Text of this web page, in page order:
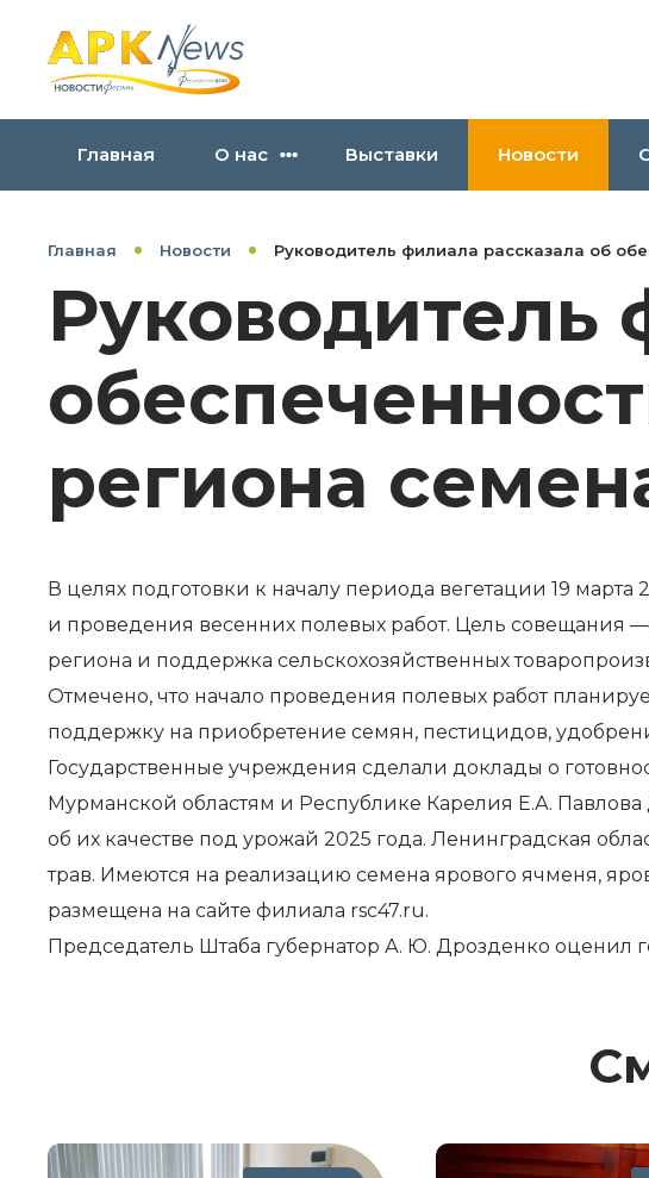
Главная О нас Выставки Новости
Главная Новости Руководитель филиала рассказала об
Руководитель
региона
В целях подготовки к началу периода вегетации 19
и проведения весенних полевых работ. Цель совещания
региона и поддержка сельскохозяйственных
Отмечено, что начало проведения полевых работ
поддержку на приобретение семян, пестицидов,
Государственные учреждения сделали доклады о
Мурманской областям и Республике Карелия Е.А.
об их качестве под урожай 2025 года. Ленинградская
трав. Имеются на реализацию семена ярового ячменя,
размещена на сайте филиала rsc47.ru.
Председатель Штаба губернатор А. Ю. Дрозденко оценил